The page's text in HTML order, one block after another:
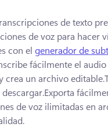
de texto
de voz para hacer
con el generador de
fácilmente el
crea un archivo editable.
descargar.Exporta
de voz ilimitadas en